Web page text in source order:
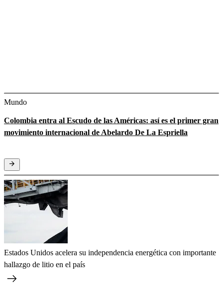
Mundo
Colombia entra al Escudo de las Américas: así es el primer gran
movimiento internacional de Abelardo De La Espriella
Estados Unidos acelera su independencia energética con importante
hallazgo de litio en el país